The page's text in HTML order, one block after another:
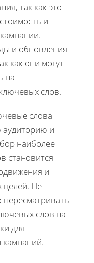
так как это
и
и обновления
как они могут
на
слов.
слова
аудиторию и
наиболее
становится
и
целей. Не
пересматривать
слов на
для